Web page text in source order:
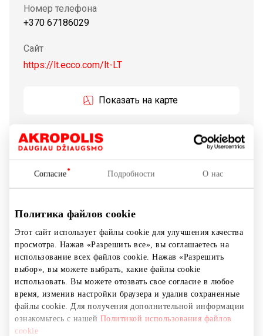
Согласие Подробности О нас
Политика файлов cookie
Этот сайт использует файлы cookie для улучшения качества
просмотра. Нажав «Разрешить все», вы соглашаетесь на
использование всех файлов cookie. Нажав «Разрешить
выбор», вы можете выбрать, какие файлы cookie
использовать. Вы можете отозвать свое согласие в любое
время, изменив настройки браузера и удалив сохраненные
файлы cookie. Для получения дополнительной информации
ознакомьтесь с нашей Политикой использования файлов
cookie
Номер телефона
+370 67186029
Сайт
https://lt.ecco.com/lt-LT
Показать на карте
ECCO — страстные производители обуви. Мы
норм, мы стремимся произвести впечатление и хотим
создать инновационные модели и продукты, без
комфорта, составляющие стержень каждого изделия
общества ЕССО по отношению к деятельности нашего
общества. Мы не стремимся быть самыми крупными,
хотим стать самыми лучшими.
Магазины Обувь и галантерея
Товары для детей